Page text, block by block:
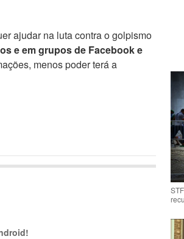
ajudar na luta contra o golpismo
e em grupos de Facebook e
menos poder terá a